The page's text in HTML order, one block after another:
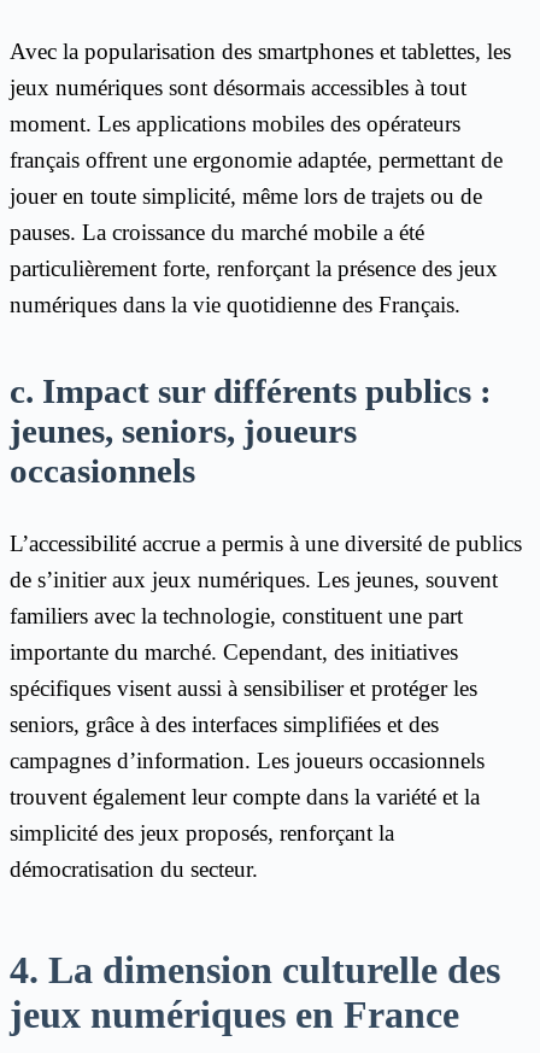
Avec la popularisation des smartphones et tablettes, les
jeux numériques sont désormais accessibles à tout
moment. Les applications mobiles des opérateurs
français offrent une ergonomie adaptée, permettant de
jouer en toute simplicité, même lors de trajets ou de
pauses. La croissance du marché mobile a été
particulièrement forte, renforçant la présence des jeux
numériques dans la vie quotidienne des Français.
c. Impact sur différents publics :
jeunes, seniors, joueurs
occasionnels
L’accessibilité accrue a permis à une diversité de publics
de s’initier aux jeux numériques. Les jeunes, souvent
familiers avec la technologie, constituent une part
importante du marché. Cependant, des initiatives
spécifiques visent aussi à sensibiliser et protéger les
seniors, grâce à des interfaces simplifiées et des
campagnes d’information. Les joueurs occasionnels
trouvent également leur compte dans la variété et la
simplicité des jeux proposés, renforçant la
démocratisation du secteur.
4. La dimension culturelle des
jeux numériques en France